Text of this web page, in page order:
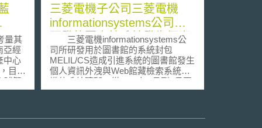
量其
亞經
中心
目標
球智
以打
三菱電機子公司三菱電機
informationsystems公司所
研發的圖書館系統發生個資
外洩事件
三菱電機informationsystems公
司所研發用於圖書館的系統封包
MELIL/CS造成引進系統的圖書館發生
個人資訊外洩與Web館藏檢索系統當
機的系統障礙。從2010年7月到9月因
系統障礙，總共有3間圖書館，共